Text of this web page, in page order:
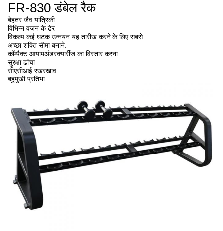
FR-830 डंबेल रैक
बेहतर जैव यांत्रिकी
विभिन्न वजन के ढेर
विकल्प कई घटक उन्नयन यह तारीख करने के लिए सबसे
अच्छा शक्ति सीमा बनाने.
कॉम्पैक्ट आयामअंडरक्यार्रीज का विस्तार करना
सुरक्षा ढांचा
सीएसीआई रखरखाव
बहुमुखी प्रतिभा